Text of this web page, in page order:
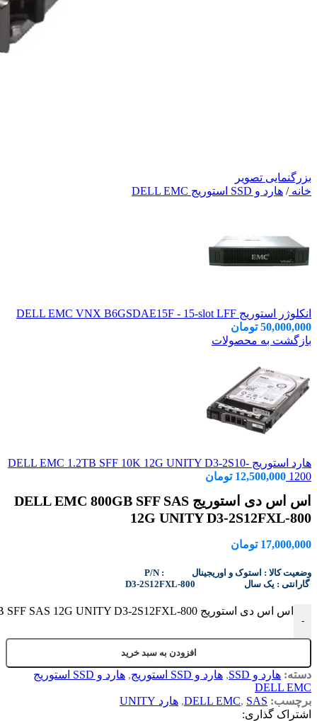
بزرگنمایی تصویر
خانه/ هارد و SSD استوریج DELL EMC
انکلوژر استوریج DELL EMC VNX B6GSDAE15F - 15-slot LFF
50,000,000 تومان
بازگشت به محصولات
هارد استوریج DELL EMC 1.2TB SFF 10K 12G UNITY D3-2S10-
1200
12,500,000 تومان
اس اس دی استوریج DELL EMC 800GB SFF SAS
12G UNITY D3-2S12FXL-800
17,000,000 تومان
P/N : وضعیت کالا : استوک و اوریجینال
D3-2S12FXL-800 گارانتی : یک سال
-
اس اس دی استوریج DELL EMC 800GB SFF SAS 12G UNITY D3-2S12FXL-800 عدد
افزودن به سبد خرید
دسته: هارد و SSD , هارد و SSD استوریج ,
هارد و SSD استوریج
DELL EMC
برچسب:
DELL EMC, SAS
, هارد UNITY
اشتراک گذاری: